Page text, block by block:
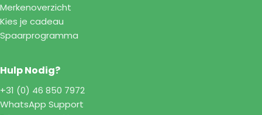
Merkenoverzicht
Kies je cadeau
Spaarprogramma
Hulp Nodig?
+31 (0) 46 850 7972
WhatsApp Support